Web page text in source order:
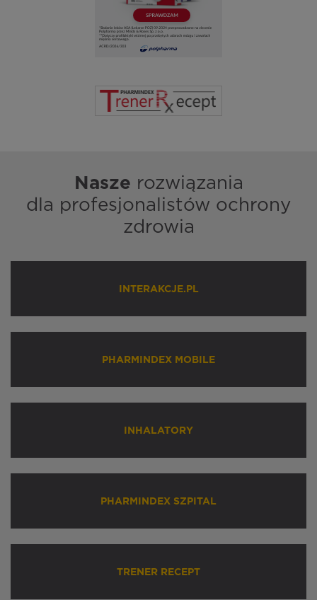
Nasze rozwiązania
dla profesjonalistów ochrony
zdrowia
INTERAKCJE.PL
PHARMINDEX MOBILE
INHALATORY
PHARMINDEX SZPITAL
TRENER RECEPT